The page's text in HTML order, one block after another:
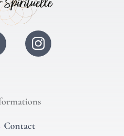
I
n
g
Contact